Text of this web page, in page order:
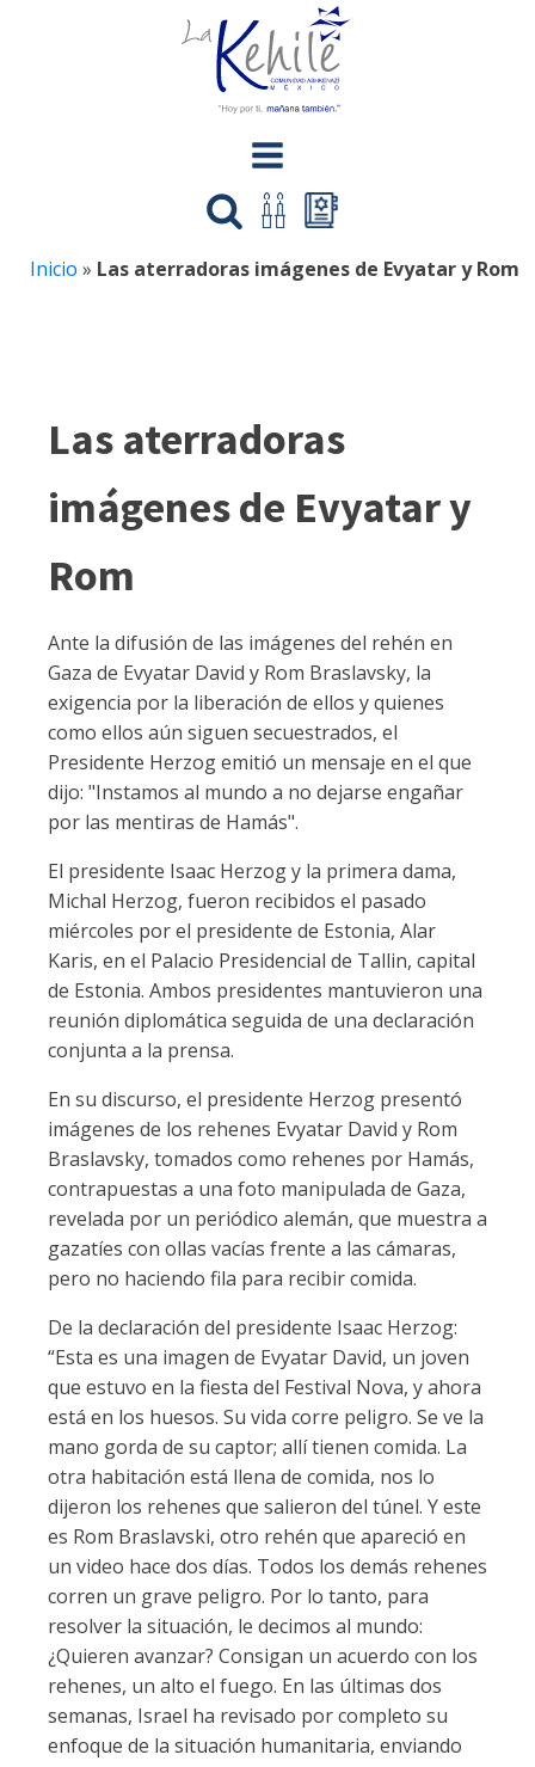
Inicio » Las aterradoras imágenes de Evyatar y Rom
Las aterradoras
imágenes de Evyatar y
Rom
Ante la difusión de las imágenes del rehén en
Gaza de Evyatar David y Rom Braslavsky, la
exigencia por la liberación de ellos y quienes
como ellos aún siguen secuestrados, el
Presidente Herzog emitió un mensaje en el que
dijo: "Instamos al mundo a no dejarse engañar
por las mentiras de Hamás".
El presidente Isaac Herzog y la primera dama,
Michal Herzog, fueron recibidos el pasado
miércoles por el presidente de Estonia, Alar
Karis, en el Palacio Presidencial de Tallin, capital
de Estonia. Ambos presidentes mantuvieron una
reunión diplomática seguida de una declaración
conjunta a la prensa.
En su discurso, el presidente Herzog presentó
imágenes de los rehenes Evyatar David y Rom
Braslavsky, tomados como rehenes por Hamás,
contrapuestas a una foto manipulada de Gaza,
revelada por un periódico alemán, que muestra a
gazatíes con ollas vacías frente a las cámaras,
pero no haciendo fila para recibir comida.
De la declaración del presidente Isaac Herzog:
“Esta es una imagen de Evyatar David, un joven
que estuvo en la fiesta del Festival Nova, y ahora
está en los huesos. Su vida corre peligro. Se ve la
mano gorda de su captor; allí tienen comida. La
otra habitación está llena de comida, nos lo
dijeron los rehenes que salieron del túnel. Y este
es Rom Braslavski, otro rehén que apareció en
un video hace dos días. Todos los demás rehenes
corren un grave peligro. Por lo tanto, para
resolver la situación, le decimos al mundo:
¿Quieren avanzar? Consigan un acuerdo con los
rehenes, un alto el fuego. En las últimas dos
semanas, Israel ha revisado por completo su
enfoque de la situación humanitaria, enviando